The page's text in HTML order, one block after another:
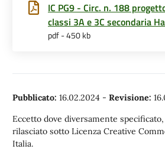
IC PG9 - Circ. n. 188
classi 3A e 3C secondaria
pdf - 450 kb
Pubblicato: 16.02.2024 - Revisione:
Eccetto dove diversamente
rilasciato sotto Licenza Creative
Italia.